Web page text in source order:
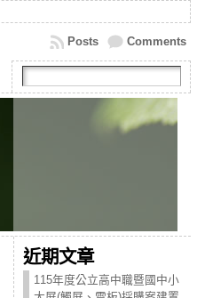
Comments
Posts
近期文章
115年度公立高中職暨國中小